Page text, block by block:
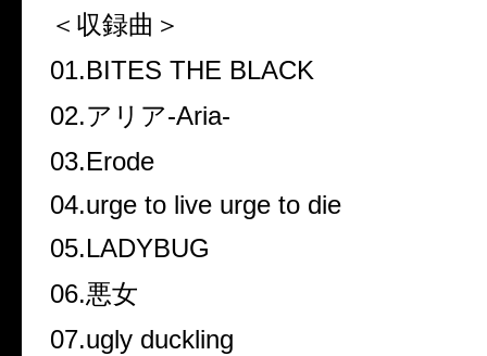
＜収録曲＞
01.BITES THE BLACK
02.アリア-Aria-
03.Erode
04.urge to live urge to die
05.LADYBUG
06.悪女
07.ugly duckling